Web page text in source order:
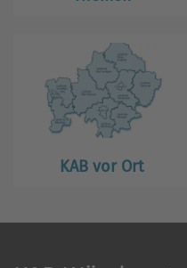
KAB vor Ort